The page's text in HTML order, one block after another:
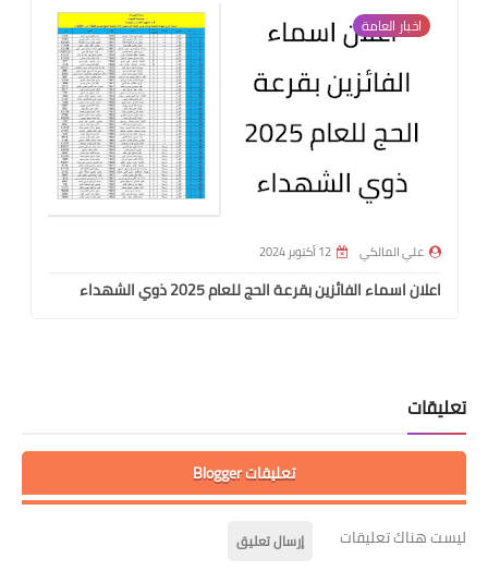
اخبار العامة
علي المالكي 12 أكتوبر 2024
اعلان اسماء الفائزين بقرعة الحج للعام 2025 ذوي الشهداء
تعليقات
تعليقات Blogger
ليست هناك تعليقات إرسال تعليق